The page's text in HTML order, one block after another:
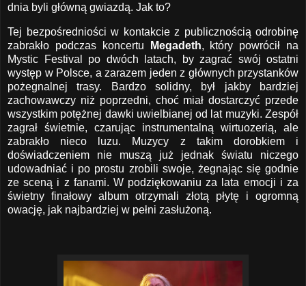
dnia byli główną gwiazdą. Jak to?
Tej bezpośredniości w kontakcie z publicznością odrobinę
zabrakło podczas koncertu
Megadeth, który powrócił na
Mystic Festival po dwóch latach, by zagrać swój ostatni
występ w Polsce, a zarazem jeden z głównych przystanków
pożegnalnej trasy. Bardzo solidny, był jakby bardziej
zachowawczy niż poprzedni, choć miał dostarczyć przede
wszystkim potężnej dawki uwielbianej od lat muzyki. Zespół
zagrał świetnie, czarując instrumentalną wirtuozerią, ale
zabrakło nieco luzu. Muzycy z takim dorobkiem i
doświadczeniem nie muszą już jednak światu niczego
udowadniać i po prostu zrobili swoje, żegnając się godnie
ze sceną i z fanami. W podziękowaniu za lata emocji i za
świetny finałowy album otrzymali złotą płytę i ogromną
owację, jak najbardziej w pełni zasłużoną.